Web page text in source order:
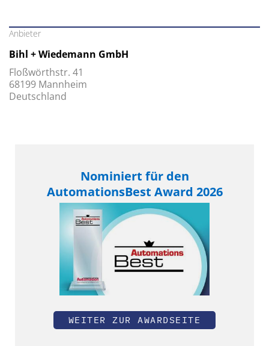
Anbieter
Bihl + Wiedemann GmbH
Floßwörthstr. 41
68199 Mannheim
Deutschland
Nominiert für den
AutomationsBest Award 2026
WEITER ZUR AWARDSEITE